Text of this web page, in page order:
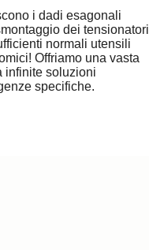
i dadi esagonali
dei tensionatori
normali utensili
Offriamo una vasta
infinite soluzioni
specifiche.